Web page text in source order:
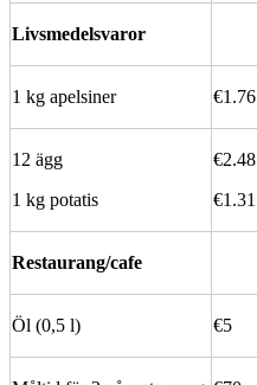
Livsmedelsvaror
1 kg apelsiner €1.76
12 ägg
1 kg potatis
€2.48
€1.31
Restaurang/cafe
Öl (0,5 l) €5